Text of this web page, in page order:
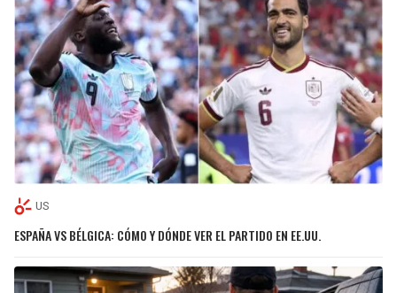
US
ESPAÑA VS BÉLGICA: CÓMO Y DÓNDE VER EL PARTIDO EN EE.UU.